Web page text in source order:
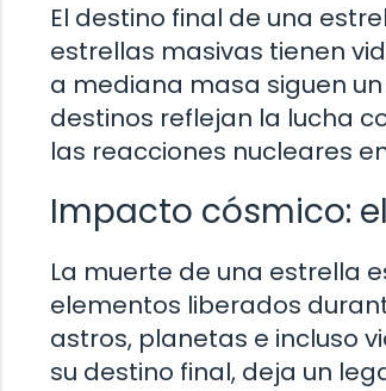
El destino final de una
estrellas masivas tienen
a mediana masa siguen
destinos reflejan la lucha
las reacciones nucleares
Impacto cósmico:
La muerte de una estrella
elementos liberados
astros, planetas e incluso
su destino final, deja un